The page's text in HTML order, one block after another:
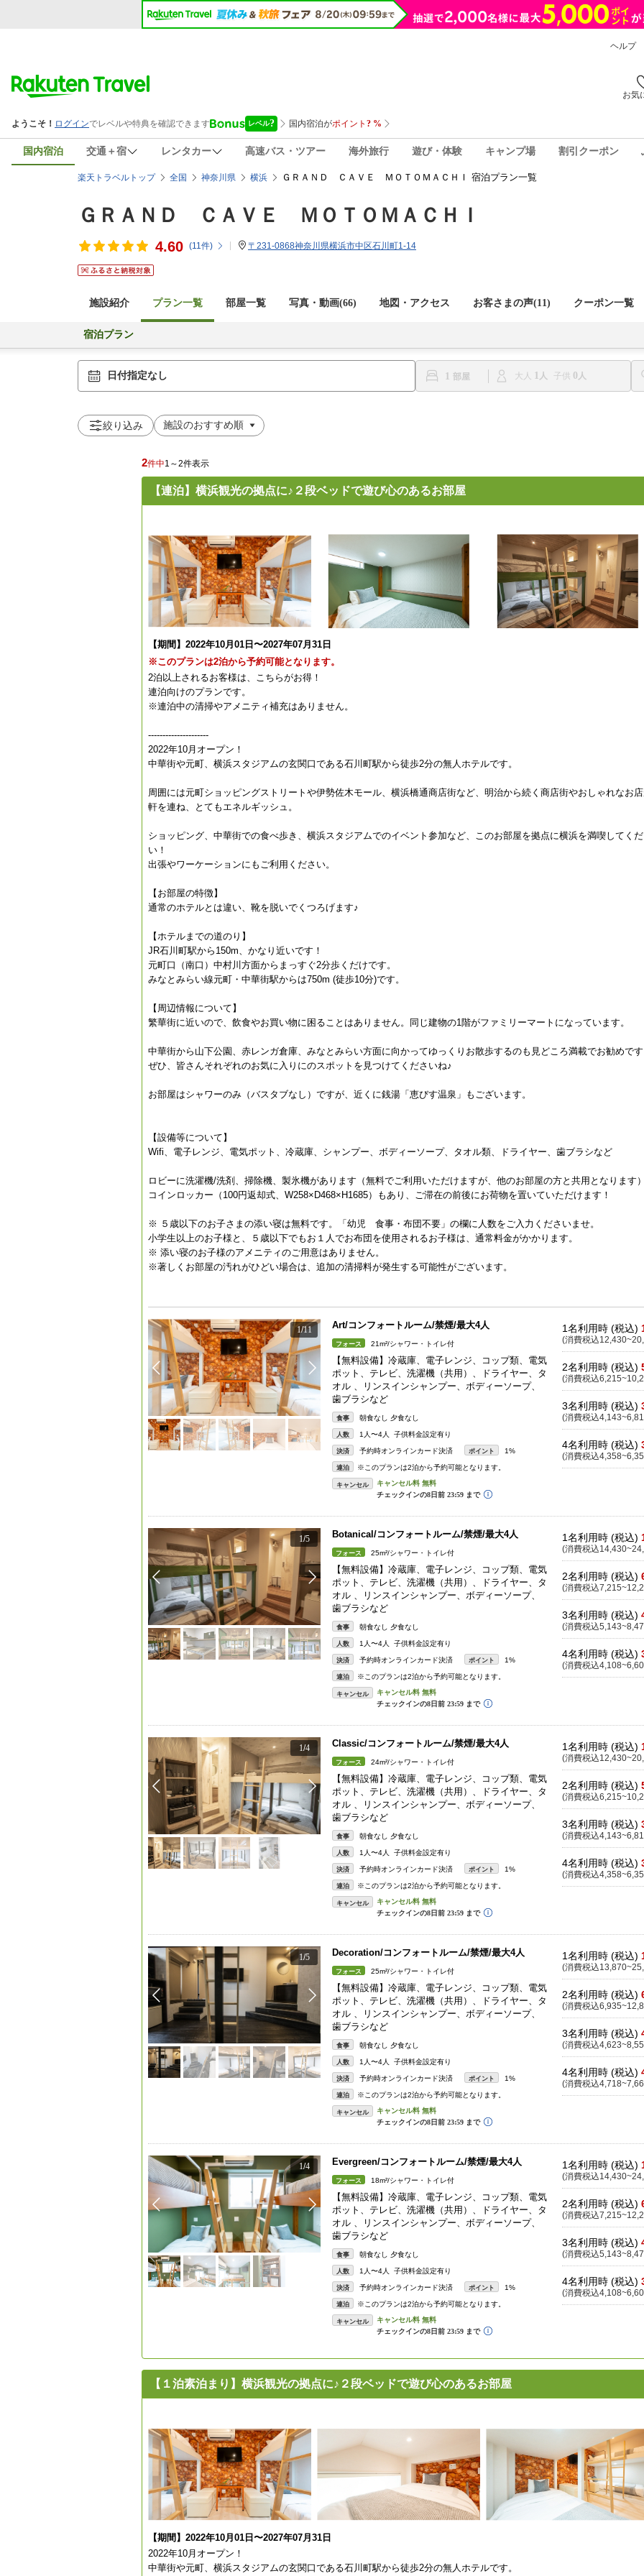
ヘルプ
お気
国内宿泊 交通＋宿 レンタカー 高速バス・ツアー 海外旅行 遊び・体験 キャンプ場 割引クーポン
楽天トラベルトップ 全国 神奈川県 横浜 ＧＲＡＮＤ ＣＡＶＥ ＭＯＴＯＭＡＣＨＩ 宿泊プラン一覧
ＧＲＡＮＤ ＣＡＶＥ ＭＯＴＯＭＡＣＨＩ
4.60 (11件) 〒231-0868神奈川県横浜市中区石川町1-14
施設紹介 プラン一覧 部屋一覧 写真・動画(66) 地図・アクセス お客さまの声(11) クーポン一覧
宿泊プラン
日付指定なし 1 大人 1 子供 0
絞り込み
2件中1～2件表示
【連泊】横浜観光の拠点に♪２段ベッドで遊び心のあるお部屋
【期間】2022年10月01日〜2027年07月31日
※このプランは2泊から予約可能となります。
2泊以上されるお客様は、こちらがお得！
連泊向けのプランです。
※連泊中の清掃やアメニティ補充はありません。
---------------------
2022年10月オープン！
中華街や元町、横浜スタジアムの玄関口である石川町駅から徒歩2分の無人ホテルです。
周囲には元町ショッピングストリートや伊勢佐木モール、横浜橋通商店街など、明治から続く商店街やおしゃれなお
軒を連ね、とてもエネルギッシュ。
ショッピング、中華街での食べ歩き、横浜スタジアムでのイベント参加など、このお部屋を拠点に横浜を満喫してく
い！
出張やワーケーションにもご利用ください。
【お部屋の特徴】
通常のホテルとは違い、靴を脱いでくつろげます♪
【ホテルまでの道のり】
JR石川町駅から150m、かなり近いです！
元町口（南口）中村川方面からまっすぐ2分歩くだけです。
みなとみらい線元町・中華街駅からは750m (徒歩10分)です。
【周辺情報について】
繁華街に近いので、飲食やお買い物に困ることはありません。同じ建物の1階がファミリーマートになっています。
中華街から山下公園、赤レンガ倉庫、みなとみらい方面に向かってゆっくりお散歩するのも見どころ満載でお勧めで
ぜひ、皆さんそれぞれのお気に入りにのスポットを見つけてくださいね♪
お部屋はシャワーのみ（バスタブなし）ですが、近くに銭湯「恵びす温泉」もございます。
【設備等について】
Wifi、電子レンジ、電気ポット、冷蔵庫、シャンプー、ボディーソープ、タオル類、ドライヤー、歯ブラシなど
ロビーに洗濯機/洗剤、掃除機、製氷機があります（無料でご利用いただけますが、他のお部屋の方と共用となります
コインロッカー（100円返却式、W258×D468×H1685）もあり、ご滞在の前後にお荷物を置いていただけます！
※ ５歳以下のお子さまの添い寝は無料です。「幼児 食事・布団不要」の欄に人数をご入力くださいませ。
小学生以上のお子様と、５歳以下でもお１人でお布団を使用されるお子様は、通常料金がかかります。
※ 添い寝のお子様のアメニティのご用意はありません。
※著しくお部屋の汚れがひどい場合は、追加の清掃料が発生する可能性がございます。
1/11 Art/コンフォートルーム/禁煙/最大4人
フォース 21m²/シャワー・トイレ付
【無料設備】冷蔵庫、電子レンジ、コップ類、電気
ポット、テレビ、洗濯機（共用）、ドライヤー、タ
オル 、リンスインシャンプー、ボディーソープ、
歯ブラシなど
食事 朝食なし 夕食なし
人数 1人〜4人 子供料金設定有り
決済 予約時オンラインカード決済 ポイント 1%
連泊 ※このプランは2泊から予約可能となります。
キャンセル
1名利用時 (税込)
(消費税込
2名利用時 (税込)
(消費税込
3名利用時 (税込)
(消費税込
4名利用時 (税込)
(消費税込
1/5 Botanical/コンフォートルーム/禁煙/最大4人
フォース 25m²/シャワー・トイレ付
【無料設備】冷蔵庫、電子レンジ、コップ類、電気
ポット、テレビ、洗濯機（共用）、ドライヤー、タ
オル 、リンスインシャンプー、ボディーソープ、
歯ブラシなど
食事 朝食なし 夕食なし
人数 1人〜4人 子供料金設定有り
決済 予約時オンラインカード決済 ポイント 1%
連泊 ※このプランは2泊から予約可能となります。
キャンセル
1名利用時 (税込)
(消費税込
2名利用時 (税込)
(消費税込
3名利用時 (税込)
(消費税込
4名利用時 (税込)
(消費税込
1/4 Classic/コンフォートルーム/禁煙/最大4人
フォース 24m²/シャワー・トイレ付
【無料設備】冷蔵庫、電子レンジ、コップ類、電気
ポット、テレビ、洗濯機（共用）、ドライヤー、タ
オル 、リンスインシャンプー、ボディーソープ、
歯ブラシなど
食事 朝食なし 夕食なし
人数 1人〜4人 子供料金設定有り
決済 予約時オンラインカード決済 ポイント 1%
連泊 ※このプランは2泊から予約可能となります。
キャンセル
1名利用時 (税込)
(消費税込
2名利用時 (税込)
(消費税込
3名利用時 (税込)
(消費税込
4名利用時 (税込)
(消費税込
1/5 Decoration/コンフォートルーム/禁煙/最大4人
フォース 25m²/シャワー・トイレ付
【無料設備】冷蔵庫、電子レンジ、コップ類、電気
ポット、テレビ、洗濯機（共用）、ドライヤー、タ
オル 、リンスインシャンプー、ボディーソープ、
歯ブラシなど
食事 朝食なし 夕食なし
人数 1人〜4人 子供料金設定有り
決済 予約時オンラインカード決済 ポイント 1%
連泊 ※このプランは2泊から予約可能となります。
キャンセル
1名利用時 (税込)
(消費税込
2名利用時 (税込)
(消費税込
3名利用時 (税込)
(消費税込
4名利用時 (税込)
(消費税込
1/4 Evergreen/コンフォートルーム/禁煙/最大4人
フォース 18m²/シャワー・トイレ付
【無料設備】冷蔵庫、電子レンジ、コップ類、電気
ポット、テレビ、洗濯機（共用）、ドライヤー、タ
オル 、リンスインシャンプー、ボディーソープ、
歯ブラシなど
食事 朝食なし 夕食なし
人数 1人〜4人 子供料金設定有り
決済 予約時オンラインカード決済 ポイント 1%
連泊 ※このプランは2泊から予約可能となります。
キャンセル
1名利用時 (税込)
(消費税込
2名利用時 (税込)
(消費税込
3名利用時 (税込)
(消費税込
4名利用時 (税込)
(消費税込
【１泊素泊まり】横浜観光の拠点に♪２段ベッドで遊び心のあるお部屋
【期間】2022年10月01日〜2027年07月31日
2022年10月オープン！
中華街や元町、横浜スタジアムの玄関口である石川町駅から徒歩2分の無人ホテルです。